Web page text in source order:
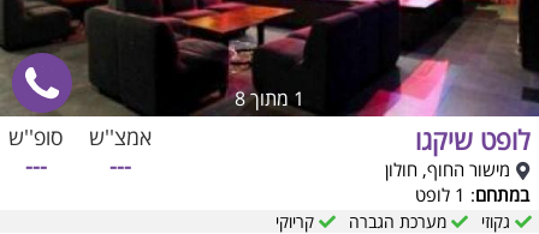
1 מתוך 8
לופט שיקגו
מישור החוף, חולון
במתחם: 1 לופט
אמצ''ש
---
סופ''ש
---
גקוזי מערכת הגברה קריוקי